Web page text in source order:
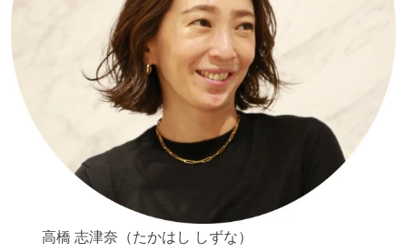
高橋 志津奈（たかはし しずな）